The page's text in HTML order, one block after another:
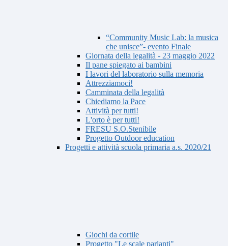
“Community Music Lab: la musica
che unisce”- evento Finale
Giornata della legalità - 23 maggio 2022
Il pane spiegato ai bambini
I lavori del laboratorio sulla memoria
Attrezziamoci!
Camminata della legalità
Chiediamo la Pace
Attività per tutti!
L'orto è per tutti!
FRESU S.O.Stenibile
Progetto Outdoor education
Progetti e attività scuola primaria a.s. 2020/21
Giochi da cortile
Progetto "Le scale parlanti"